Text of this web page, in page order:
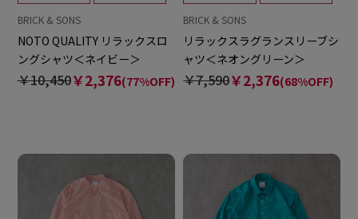
BRICK & SONS
NOTO QUALITY リラックスロ
ングシャツ＜ネイビー＞
￥10,450￥2,376(77%OFF)
BRICK & SONS
リラックスラグランスリーブシ
ャツ＜ネオングリーン＞
￥7,590￥2,376(68%OFF)